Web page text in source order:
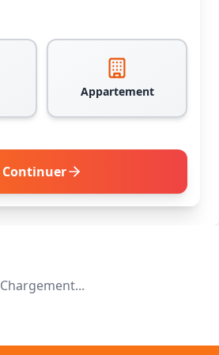
Appartement
Continuer
Chargement...